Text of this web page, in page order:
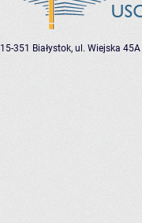
15-351 Białystok, ul. Wiejska 45A